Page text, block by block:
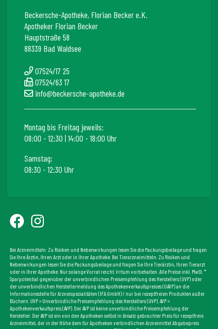
Beckersche-Apotheke, Florian Becker e.K.
Apotheker Florian Becker
Hauptstraße 58
88339 Bad Waldsee
07524/17 25
07524/63 17
info@beckersche-apotheke.de
Montag bis Freitag jeweils:
08:00 - 12:30 | 14:00 - 18:00 Uhr
Samstag:
08:30 - 12:30 Uhr
Bei Arzneimitteln: Zu Risiken und Nebenwirkungen lesen Sie die Packungsbeilage und fragen
Sie Ihre Ärztin, Ihren Arzt oder in Ihrer Apotheke. Bei Tierarzneimitteln: Zu Risiken und
Nebenwirkungen lesen Sie die Packungsbeilage und fragen Sie Ihre Tierärztin, Ihren Tierarzt
oder in Ihrer Apotheke. Nur solange Vorrat reicht. Irrtum vorbehalten. Alle Preise inkl. MwSt. *
Sparpotential gegenüber der unverbindlichen Preisempfehlung des Herstellers (UVP) oder
der unverbindlichen Herstellermeldung des Apothekenverkaufspreises (UAVP) an die
Informationsstelle für Arzneispezialitäten (IFA GmbH) / nur bei rezeptfreien Produkten außer
Büchern. UVP = Unverbindliche Preisempfehlung des Herstellers (UVP). AVP =
Apothekenverkaufspreis (AVP). Der AVP ist keine unverbindliche Preisempfehlung der
Hersteller. Der AVP ist ein von den Apotheken selbst in Ansatz gebrachter Preis für rezeptfreie
Arzneimittel, der in der Höhe dem für Apotheken verbindlichen Arzneimittel Abgabepreis